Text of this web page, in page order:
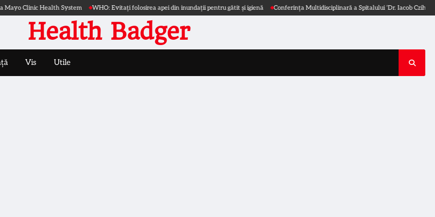
WHO: Evitați folosirea apei din inundații pentru gătit și igienă Conferința Multidisciplinară a Spitalului ‘Dr. Iacob Czihac’ 2026 WHO:
Health Badger
Vis Utile